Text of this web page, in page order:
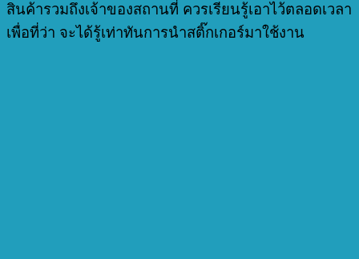
สินค้ารวมถึงเจ้าของสถานที่ ควรเรียนรู้เอาไว้ตลอดเวลา
เพื่อที่ว่า จะได้รู้เท่าทันการนำสติ๊กเกอร์มาใช้งาน